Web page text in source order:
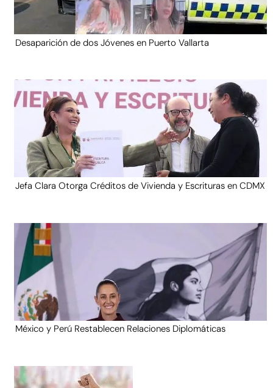
Desaparición de dos Jóvenes en Puerto Vallarta
Jefa Clara Otorga Créditos de Vivienda y Escrituras en CDMX
México y Perú Restablecen Relaciones Diplomáticas